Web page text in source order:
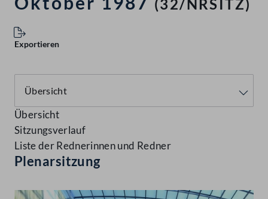
(32/NRSITZ)
Exportieren
Übersicht
Sitzungsverlauf
Liste der Rednerinnen und Redner
Plenarsitzung